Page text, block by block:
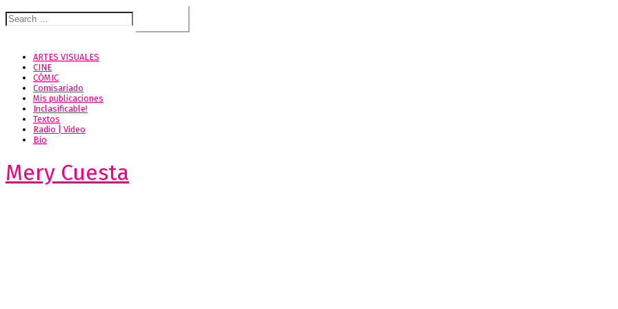
Search
for:
ARTES VISUALES
CINE
CÓMIC
Comisariado
Mis publicaciones
Inclasificable!
Textos
Radio | Video
Bio
Mery Cuesta